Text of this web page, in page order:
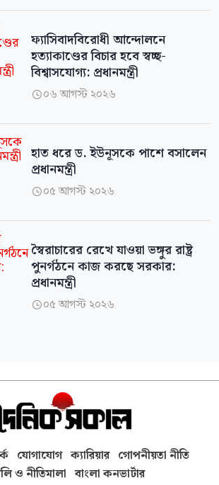
ফ্যাসিবাদবিরোধী আন্দোলনে
হত্যাকাণ্ডের বিচার হবে স্বচ্ছ-
বিশ্বাসযোগ্য: প্রধানমন্ত্রী
০৬ আগস্ট ২০২৬
হাত ধরে ড. ইউনূসকে পাশে বসালেন
প্রধানমন্ত্রী
০৫ আগস্ট ২০২৬
স্বৈরাচারের রেখে যাওয়া ভঙ্গুর রাষ্ট্র
পুনর্গঠনে কাজ করছে সরকার:
প্রধানমন্ত্রী
০৫ আগস্ট ২০২৬
যোগাযোগ ক্যারিয়ার গোপনীয়তা নীতি
ও নীতিমালা বাংলা কনভার্টার